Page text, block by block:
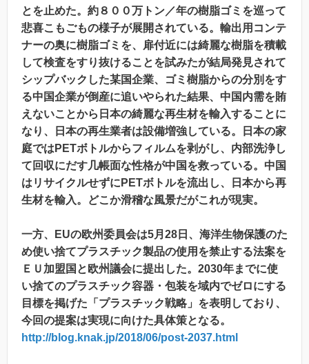
とを止めた。約８００万トン／年の樹脂ゴミを巡って
悲喜こもごもの様子が展開されている。輸出用コンテ
ナーの奥に樹脂ゴミを、扉付近には綺麗な樹脂を積載
して検査をすり抜けることを試みたが結局発見されて
シップバックした某国企業、ゴミ樹脂からの分別をす
る中国企業が倒産に追いやられた結果、中国内需を賄
えないことから日本の綺麗な再生材を輸入することに
なり、日本の再生業者は設備増強している。日本の家
庭ではPETボトルからフィルムを剥がし、内部洗浄し
て回収にだす几帳面な性格が中国を救っている。中国
はリサイクルせずにPETボトルを流出し、日本から再
生材を輸入。どこか滑稽な風景だがこれが現実。
一方、EUの欧州委員会は5月28日、海洋生物保護のた
め使い捨てプラスチック製品の使用を禁止する法案を
ＥＵ加盟国と欧州議会に提出した。2030年までに使
い捨てのプラスチック容器・包装を域内でゼロにする
目標を掲げた「プラスチック戦略」を表明しており、
今回の提案は実現に向けた具体策となる。
http://blog.knak.jp/2018/06/post-2037.html